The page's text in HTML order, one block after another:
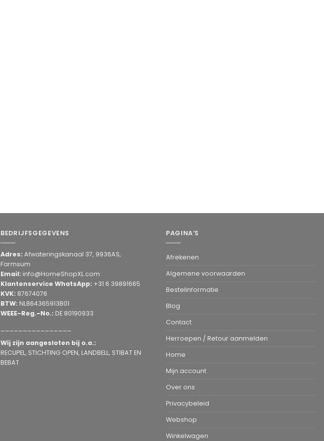
BEDRIJFSGEGEVENS
Adres: Afwateringskanaal 37, 9936AS,
Farmsum
Email: info@HomeShopXL.com
Klantenservice WhatsApp: +31 6 39891665
KVK: 87674076
BTW: NL864365913B01
WEEE-Reg.-No.: DE 80190933
Wij zijn aangesloten bij o.a.:
RECUPEL, STICHTING OPEN, LANDBELL, STIBAT EN
BEBAT
PAGINA’S
Afrekenen
Algemene voorwaarden
Bestelinformatie
Blog
Contact
Herroepen / Retour aanmelden
Home
Mijn account
Over ons
Privacybeleid
Webshop
Winkelwagen